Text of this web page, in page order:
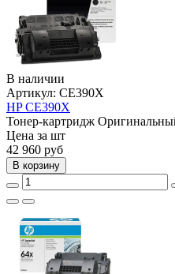
В наличии
Артикул: CE390X
HP CE390X
Тонер-картридж
Цена за шт
42 960 руб
В корзину